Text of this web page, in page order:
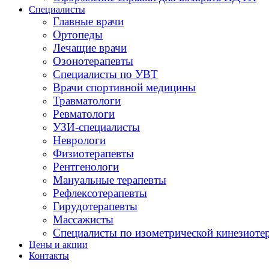
Специалисты
Главные врачи
Ортопеды
Лечащие врачи
Озонотерапевты
Специалисты по УВТ
Врачи спортивной медицины
Травматологи
Ревматологи
УЗИ-специалисты
Неврологи
Физиотерапевты
Рентгенологи
Мануальные терапевты
Рефлексотерапевты
Гирудотерапевты
Массажисты
Специалисты по изометрической
Цены и акции
Контакты